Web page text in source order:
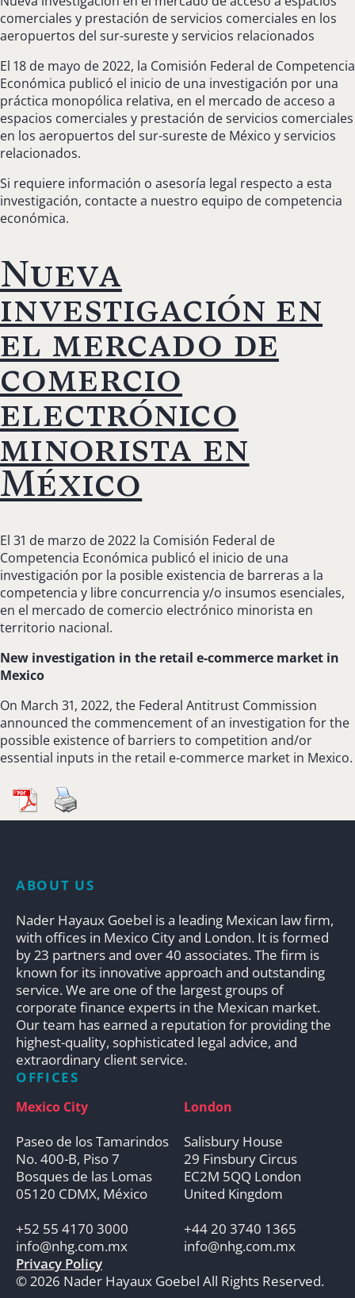
comerciales y prestación de servicios comerciales en los
aeropuertos del sur-sureste y servicios relacionados
El 18 de mayo de 2022, la Comisión Federal de Competencia
Económica publicó el inicio de una investigación por una
práctica monopólica relativa, en el mercado de acceso a
espacios comerciales y prestación de servicios comerciales
en los aeropuertos del sur-sureste de México y servicios
relacionados.
Si requiere información o asesoría legal respecto a esta
investigación, contacte a nuestro equipo de competencia
económica.
Nueva
investigación en
el mercado de
comercio
electrónico
minorista en
México
El 31 de marzo de 2022 la Comisión Federal de
Competencia Económica publicó el inicio de una
investigación por la posible existencia de barreras a la
competencia y libre concurrencia y/o insumos esenciales,
en el mercado de comercio electrónico minorista en
territorio nacional.
New investigation in the retail e-commerce market in
Mexico
On March 31, 2022, the Federal Antitrust Commission
announced the commencement of an investigation for the
possible existence of barriers to competition and/or
essential inputs in the retail e-commerce market in Mexico.
ABOUT US
Nader Hayaux Goebel is a leading Mexican law firm,
with offices in Mexico City and London. It is formed
by 23 partners and over 40 associates. The firm is
known for its innovative approach and outstanding
service. We are one of the largest groups of
corporate finance experts in the Mexican market.
Our team has earned a reputation for providing the
highest-quality, sophisticated legal advice, and
extraordinary client service.
OFFICES
Mexico City
Paseo de los Tamarindos
No. 400-B, Piso 7
Bosques de las Lomas
05120 CDMX, México
+52 55 4170 3000
info@nhg.com.mx
London
Salisbury House
29 Finsbury Circus
EC2M 5QQ London
United Kingdom
+44 20 3740 1365
info@nhg.com.mx
Privacy Policy
© 2026 Nader Hayaux Goebel All Rights Reserved.